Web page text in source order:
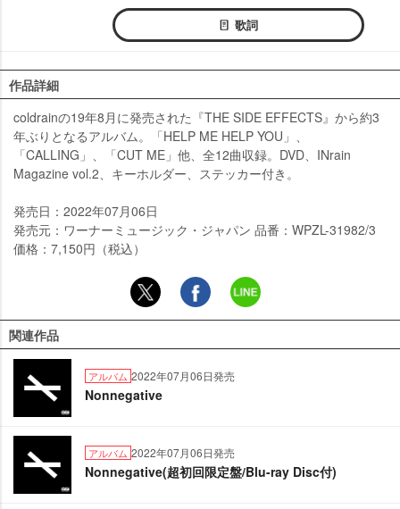
歌詞
作品詳細
coldrainの19年8月に発売された『THE SIDE EFFECTS』から約3
年ぶりとなるアルバム。「HELP ME HELP YOU」、
「CALLING」、「CUT ME」他、全12曲収録。DVD、INrain
Magazine vol.2、キーホルダー、ステッカー付き。
発売日：2022年07月06日
発売元：ワーナーミュージック・ジャパン 品番：WPZL-31982/3
価格：7,150円（税込）
関連作品
アルバム 2022年07月06日発売
Nonnegative
アルバム 2022年07月06日発売
Nonnegative(超初回限定盤/Blu-ray Disc付)